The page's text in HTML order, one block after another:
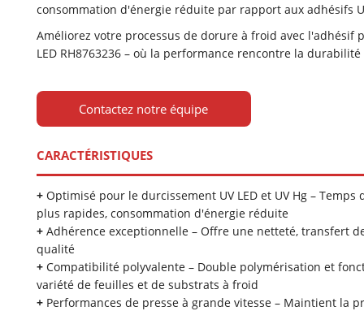
consommation d'énergie réduite par rapport aux adhésifs
Améliorez votre processus de dorure à froid avec l'adhésif
LED RH8763236 – où la performance rencontre la durabilité
Contactez notre équipe
CARACTÉRISTIQUES
+ Optimisé pour le durcissement UV LED et UV Hg – Temps
plus rapides, consommation d'énergie réduite
+ Adhérence exceptionnelle – Offre une netteté, transfert
qualité
+ Compatibilité polyvalente – Double polymérisation et
variété de feuilles et de substrats à froid
+ Performances de presse à grande vitesse – Maintient la